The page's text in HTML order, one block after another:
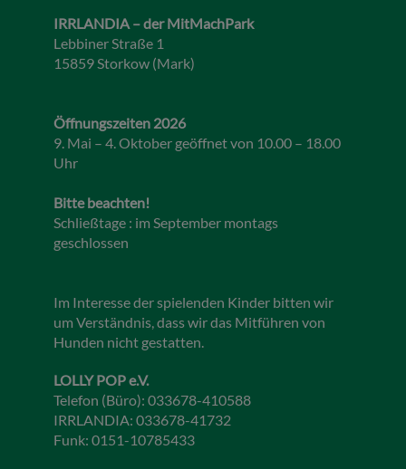
IRRLANDIA – der MitMachPark
Lebbiner Straße 1
15859 Storkow (Mark)
Öffnungszeiten 2026
9. Mai – 4. Oktober geöffnet von 10.00 – 18.00
Uhr
Bitte beachten!
Schließtage : im September montags
geschlossen
Im Interesse der spielenden Kinder bitten wir
um Verständnis, dass wir das Mitführen von
Hunden nicht gestatten.
LOLLY POP e.V.
Telefon (Büro): 033678-410588
IRRLANDIA: 033678-41732
Funk: 0151-10785433